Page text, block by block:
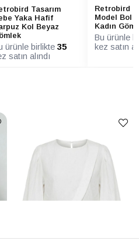
Tasarım
Yaka Hafif
Kol Beyaz
ürünle birlikte 35
satın alındı
Retrobird
Model Bol
Kadın
Bu ürünle
kez satın